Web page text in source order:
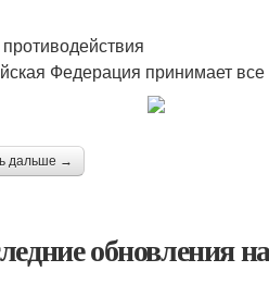
Федерация принимает
дальше →
обновления